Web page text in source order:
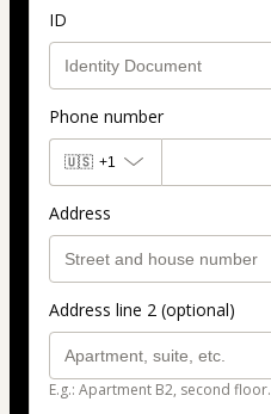
ID
Phone number
🇺🇸 +1
Address
Address line 2 (optional)
E.g.: Apartment B2, second floor.